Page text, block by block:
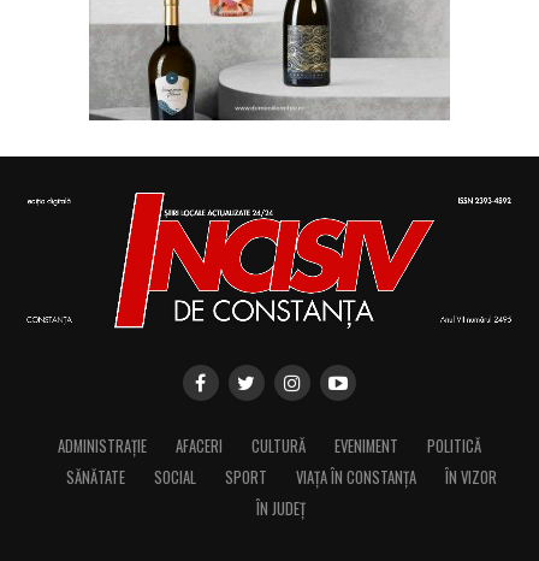
ADMINISTRAȚIE AFACERI CULTURĂ EVENIMENT
POLITICĂ
SĂNĂTATE
SOCIAL SPORT VIAȚA ÎN CONSTANȚA
ÎN VIZOR
ÎN JUDEȚ